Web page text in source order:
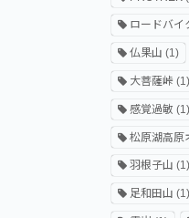
ロードバイ
仏果山 (1)
大菩薩峠 (1)
感覚過敏 (1)
松原湖高原
羽根子山 (1)
足和田山 (1)